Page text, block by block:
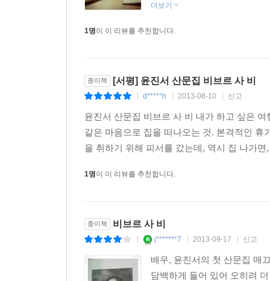
더보기
1명이 이 리뷰를 추천합니다.
종이책 [서평] 윤진서 산문집 비브르 사 비
d*****h 2013-08-10 신고
윤진서 산문집 비브르 사 비 내가 하고 싶은
같은 마음으로 집을 떠나오는 것. 본격적인
을 취하기 위해 피서를 갔는데, 역시 집 나가
1명이 이 리뷰를 추천합니다.
종이책 비브르 사 비
j*******7 2013-09-17 신고
배우, 윤진서의 첫 산문집 매
담백하게 들어 있어 오히려